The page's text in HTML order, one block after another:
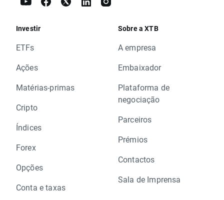
Investir
ETFs
Ações
Matérias-primas
Cripto
Índices
Forex
Opções
Conta e taxas
Sobre a XTB
A empresa
Embaixador
Plataforma de
negociação
Parceiros
Prémios
Contactos
Sala de Imprensa